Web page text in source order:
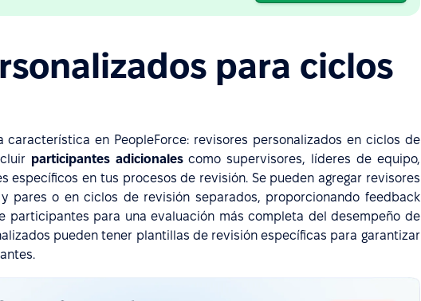
para ciclos
característica en PeopleForce: revisores personalizados en ciclos de
participantes adicionalescomo supervisores, líderes de equipo,
específicos en tus procesos de revisión. Se pueden agregar revisores
pares o en ciclos de revisión separados, proporcionando feedback
participantes para una evaluación más completa del desempeño de
pueden tener plantillas de revisión específicas para garantizar